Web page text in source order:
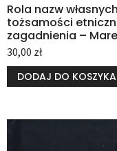
Rola nazw
tożsamości
zagadnienia –
30,00 zł
DODAJ DO KOSZYKA